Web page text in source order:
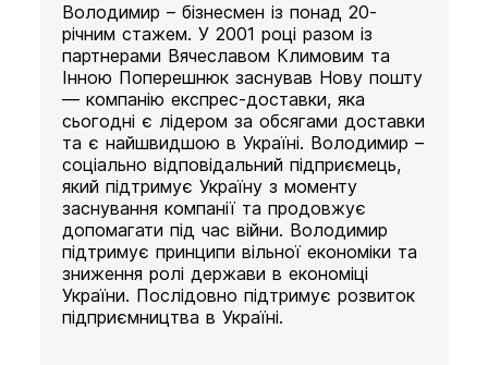
Володимир – бізнесмен із понад 20-
річним стажем. У 2001 році разом із
партнерами Вячеславом Климовим та
Інною Поперешнюк заснував Нову пошту
— компанію експрес-доставки, яка
сьогодні є лідером за обсягами доставки
та є найшвидшою в Україні. Володимир –
соціально відповідальний підприємець,
який підтримує Україну з моменту
заснування компанії та продовжує
допомагати під час війни. Володимир
підтримує принципи вільної економіки та
зниження ролі держави в економіці
України. Послідовно підтримує розвиток
підприємництва в Україні.